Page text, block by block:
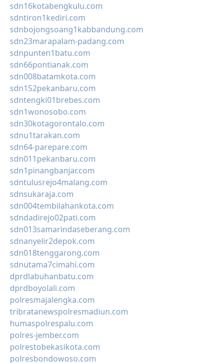
sdn16kotabengkulu.com
sdntiron1kediri.com
sdnbojongsoang1kabbandung.com
sdn23marapalam-padang.com
sdnpunten1batu.com
sdn66pontianak.com
sdn008batamkota.com
sdn152pekanbaru.com
sdntengki01brebes.com
sdn1wonosobo.com
sdn30kotagorontalo.com
sdnu1tarakan.com
sdn64-parepare.com
sdn011pekanbaru.com
sdn1pinangbanjar.com
sdntulusrejo4malang.com
sdnsukaraja.com
sdn004tembilahankota.com
sdndadirejo02pati.com
sdn013samarindaseberang.com
sdnanyelir2depok.com
sdn018tenggarong.com
sdnutama7cimahi.com
dprdlabuhanbatu.com
dprdboyolali.com
polresmajalengka.com
tribratanewspolresmadiun.com
humaspolrespalu.com
polres-jember.com
polrestobekasikota.com
polresbondowoso.com